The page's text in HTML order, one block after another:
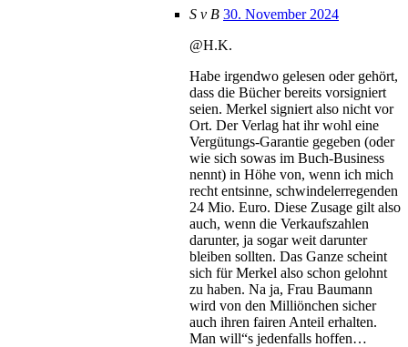
S v B 30. November 2024
@H.K.
Habe irgendwo gelesen oder gehört,
dass die Bücher bereits vorsigniert
seien. Merkel signiert also nicht vor
Ort. Der Verlag hat ihr wohl eine
Vergütungs-Garantie gegeben (oder
wie sich sowas im Buch-Business
nennt) in Höhe von, wenn ich mich
recht entsinne, schwindelerregenden
24 Mio. Euro. Diese Zusage gilt also
auch, wenn die Verkaufszahlen
darunter, ja sogar weit darunter
bleiben sollten. Das Ganze scheint
sich für Merkel also schon gelohnt
zu haben. Na ja, Frau Baumann
wird von den Milliönchen sicher
auch ihren fairen Anteil erhalten.
Man will“s jedenfalls hoffen…